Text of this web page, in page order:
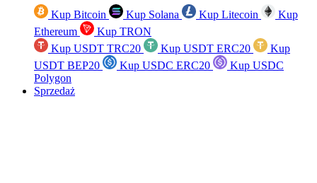
Kup Bitcoin Kup Solana Kup Litecoin
Kup
Ethereum
Kup TRON
Kup USDT TRC20
Kup USDT ERC20
Kup
USDT BEP20
Kup USDC ERC20
Kup USDC
Polygon
Sprzedaż